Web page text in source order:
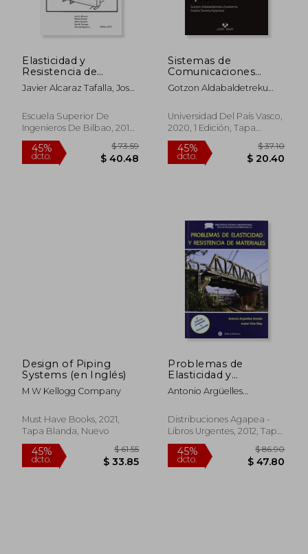
Elasticidad y
Resistencia de
Materiales
Javier Alcaraz Tafalla, José
Rubén^Canales Abaitua
Escuela Superior De
Ingenieros De Bilbao, 2012,
Tapa Blanda, Nuevo
Sistemas de
Comunicaciones
Opticas
Gotzon Aldabaldetreku
Apaolaza
Universidad Del País Vasco,
2020, 1 Edición, Tapa
Blanda, Nuevo
45%
dcto.
Design of Piping
Systems (en Inglés)
M W Kellogg Company
Must Have Books, 2021,
Tapa Blanda, Nuevo
Problemas de
Elasticidad y
Resistencia de
Materiales 2 ed. **
Antonio Argüelles
Distribuciones Agapea -
Libros Urgentes, 2012, Tapa
Blanda, Nuevo